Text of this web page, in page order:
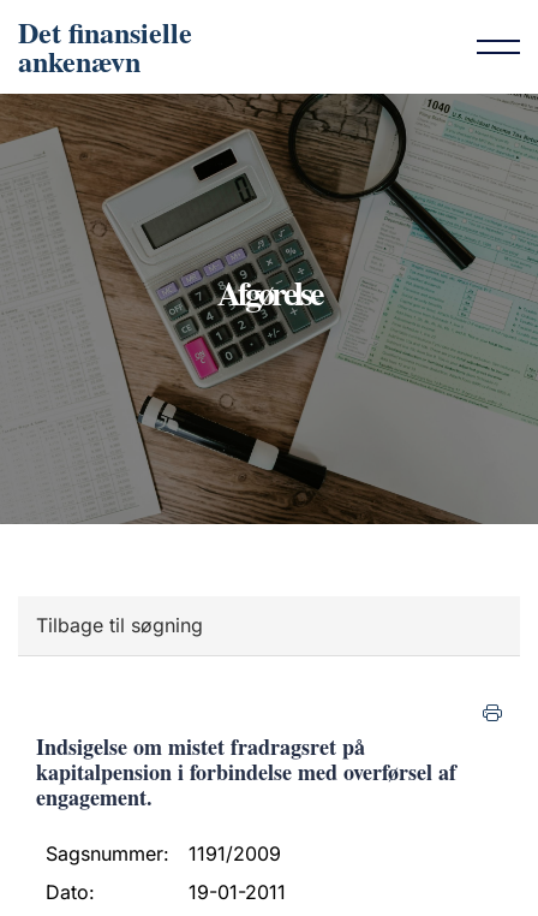
Det finansielle
ankenævn
Afgørelse
Tilbage til søgning
Indsigelse om mistet fradragsret på
kapitalpension i forbindelse med overførsel af
engagement.
Sagsnummer:
1191/2009
Dato:
19-01-2011